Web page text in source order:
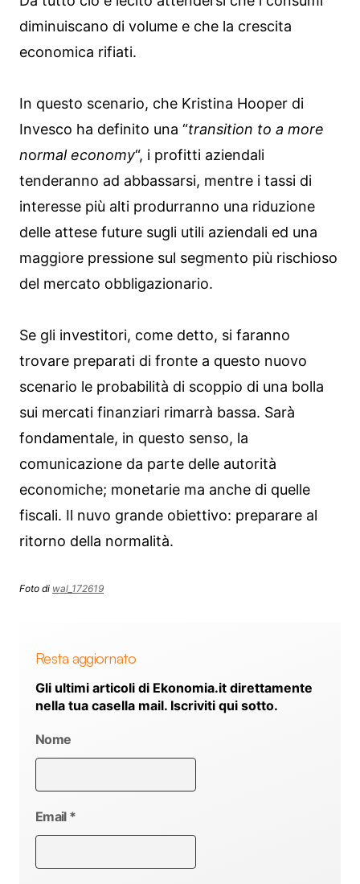
diminuiscano di volume e che la crescita
economica rifiati.
In questo scenario, che Kristina Hooper di
Invesco ha definito una “transition to a more
normal economy“, i profitti aziendali
tenderanno ad abbassarsi, mentre i tassi di
interesse più alti produrranno una riduzione
delle attese future sugli utili aziendali ed una
maggiore pressione sul segmento più rischioso
del mercato obbligazionario.
Se gli investitori, come detto, si faranno
trovare preparati di fronte a questo nuovo
scenario le probabilità di scoppio di una bolla
sui mercati finanziari rimarrà bassa. Sarà
fondamentale, in questo senso, la
comunicazione da parte delle autorità
economiche; monetarie ma anche di quelle
fiscali. Il nuvo grande obiettivo: preparare al
ritorno della normalità.
Foto di wal_172619
Resta aggiornato
Gli ultimi articoli di Ekonomia.it direttamente
nella tua casella mail. Iscriviti qui sotto.
Nome
Email *